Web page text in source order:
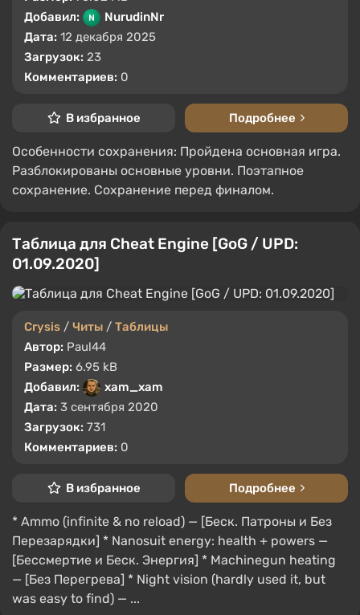
Добавил:
NurudinNr
Дата: 12 декабря 2025
Загрузок: 23
Комментариев: 0
В избранное Подробнее
Особенности cохранения: Пройдена основная игра.
Разблокированы основные уровни. Поэтапное
сохранение. Сохранение перед финалом.
Таблица для Cheat Engine [GoG / UPD:
01.09.2020]
Crysis / Читы / Таблицы
Автор: Paul44
Размер: 6.95 kB
Добавил:
xam_xam
Дата: 3 сентября 2020
Загрузок: 731
Комментариев: 0
В избранное Подробнее
* Ammo (infinite & no reload) — [Беск. Патроны и Без
Перезарядки] * Nanosuit energy: health + powers —
[Бессмертие и Беск. Энергия] * Machinegun heating
— [Без Перегрева] * Night vision (hardly used it, but
was easy to find) — ...